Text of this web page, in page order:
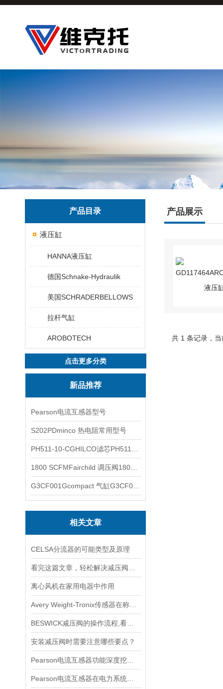
产品目录
液压缸
HANNA液压缸
德国Schnake-Hydraulik
美国SCHRADERBELLOWS
拉杆气缸
AROBOTECH
点击更多分类
新品推荐
Pearson电流互感器型号
S202PDminco 热电阻常用型号
相关文章
CELSA分流器的可能类型及原理
离心风机在家用电器中作用
安装减压阀时需要注意哪些要点？
产品展示
共 1 条记录，